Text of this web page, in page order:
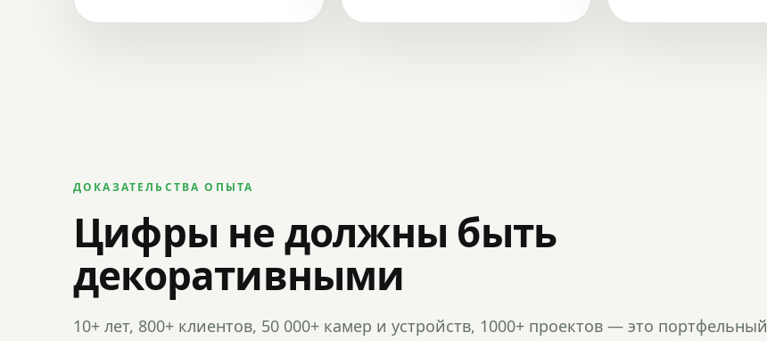
ДОКАЗАТЕЛЬСТВА ОПЫТА
Цифры не должны быть
декоративными
10+ лет, 800+ клиентов, 50 000+ камер и устройств, 1000+ проектов — это портфельный